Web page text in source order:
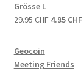
Grösse L
29.95CHF 4.95 CHF
Geocoin
Meeting Friends